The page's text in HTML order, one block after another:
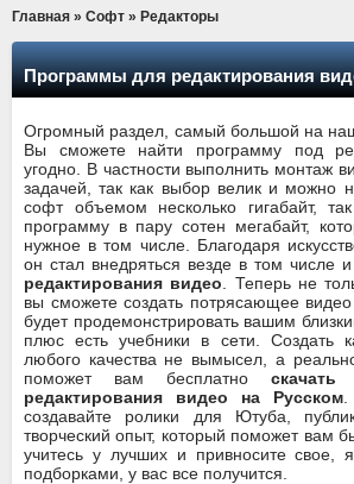
Главная » Софт » Редакторы
Программы для редактирования
Огромный раздел, самый большой на
Вы сможете найти программу под
угодно. В частности выполнить монтаж
задачей, так как выбор велик и можно
софт объемом несколько гигабайт,
программу в пару сотен мегабайт,
нужное в том числе. Благодаря
он стал внедряться везде в том числе
редактирования видео . Теперь не
вы сможете создать потрясающее
будет продемонстрировать вашим
плюс есть учебники в сети. Создать
любого качества не вымысел, а
поможет вам бесплатно
редактирования видео на Русском
создавайте ролики для Ютуба,
творческий опыт, который поможет вам
учитесь у лучших и привносите свое,
подборками, у вас все получится.